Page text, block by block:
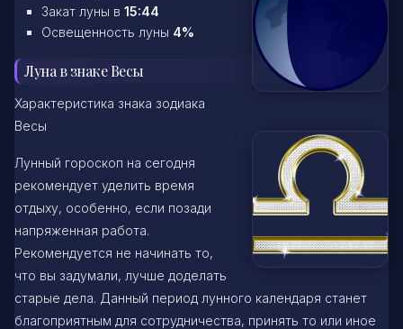
Закат луны в 15:44
Освещенность луны 4%
Луна в знаке Весы
Характеристика знака зодиака
Весы
Лунный гороскоп на сегодня
рекомендует уделить время
отдыху, особенно, если позади
напряженная работа.
Рекомендуется не начинать то,
что вы задумали, лучше доделать
старые дела. Данный период лунного календаря станет
благоприятным для сотрудничества, принять то или иное